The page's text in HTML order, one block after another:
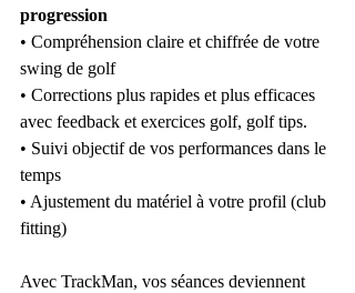
progression
• Compréhension claire et chiffrée de votre
swing de golf
• Corrections plus rapides et plus efficaces
avec feedback et exercices golf, golf tips.
• Suivi objectif de vos performances dans le
temps
• Ajustement du matériel à votre profil (club
fitting)
Avec TrackMan, vos séances deviennent